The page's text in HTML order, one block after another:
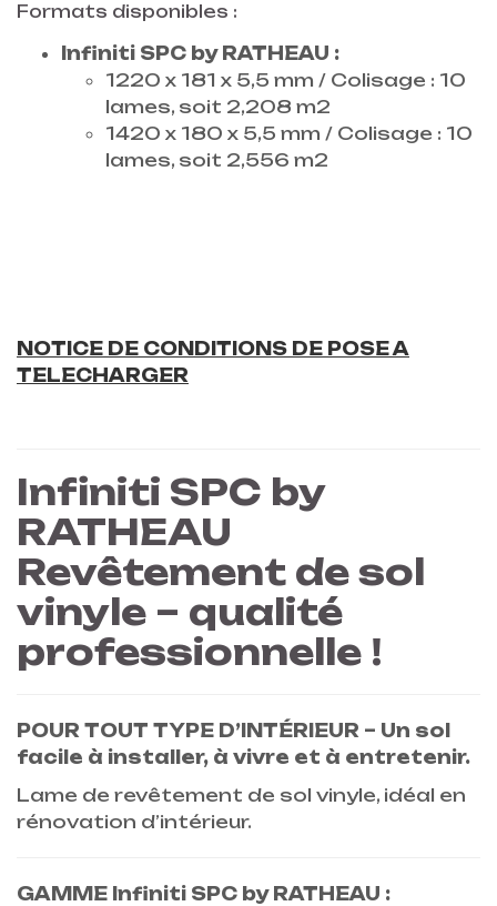
Formats disponibles :
Infiniti SPC by RATHEAU :
1220 x 181 x 5,5 mm / Colisage : 10
lames, soit 2,208 m2
1420 x 180 x 5,5 mm / Colisage : 10
lames, soit 2,556 m2
NOTICE DE CONDITIONS DE POSE A
TELECHARGER
Infiniti SPC by
RATHEAU
Revêtement de sol
vinyle – qualité
professionnelle !
POUR TOUT TYPE D’INTÉRIEUR – Un sol
facile à installer, à vivre et à entretenir.
Lame de revêtement de sol vinyle, idéal en
rénovation d’intérieur.
GAMME Infiniti SPC by RATHEAU :